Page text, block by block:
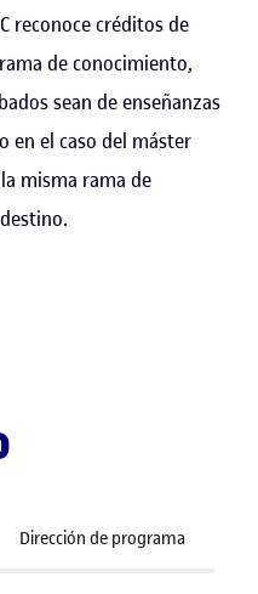
reconoce créditos de
de conocimiento,
sean de enseñanzas
en el caso del máster
misma rama de
Dirección de programa